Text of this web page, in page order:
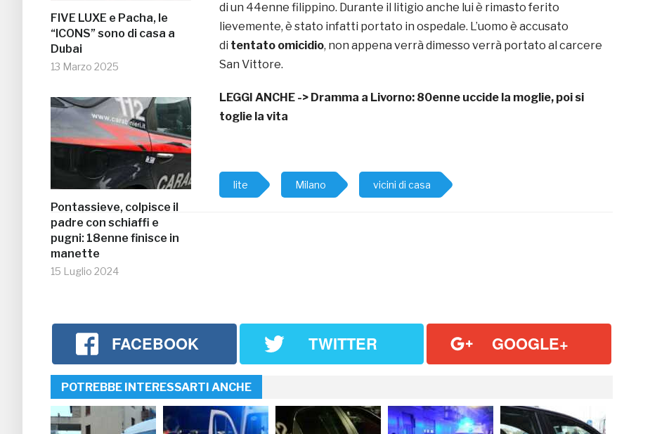
FIVE LUXE e Pacha, le
“ICONS” sono di casa a
Dubai
13 Marzo 2025
Pontassieve, colpisce il
padre con schiaffi e
pugni: 18enne finisce in
manette
15 Luglio 2024
di un 44enne filippino. Durante il litigio anche lui è rimasto ferito
lievemente, è stato infatti portato in ospedale. L’uomo è accusato
di tentato omicidio, non appena verrà dimesso verrà portato al carcere
San Vittore.
LEGGI ANCHE -> Dramma a Livorno: 80enne uccide la moglie, poi si
toglie la vita
lite Milano vicini di casa
FACEBOOK TWITTER GOOGLE+
POTREBBE INTERESSARTI ANCHE